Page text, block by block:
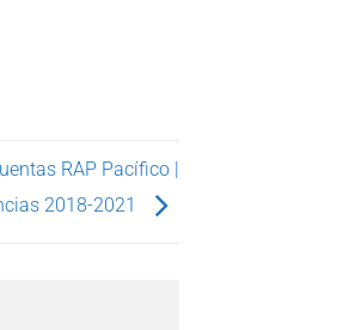
RAP Pacífico |
2018-2021